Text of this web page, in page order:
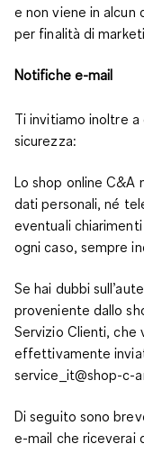
e non viene in
per finalità di
Notifiche e-mail
Ti invitiamo inoltre
sicurezza:
Lo shop online C&A
dati personali, né
eventuali
ogni caso, sempre
Se hai dubbi
proveniente dallo
Servizio Clienti, che
effettivamente
service_it@shop-c-
Di seguito sono
e-mail che riceverai